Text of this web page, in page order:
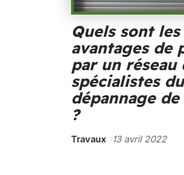
Quels sont les
avantages de
par un réseau
spécialistes du
dépannage
?
Travaux 13 avril 2022